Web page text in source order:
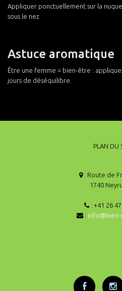
Appliquer ponctuellement sur la
sous le nez.
Astuce aromatique
Être une femme = bien-être :
jours de déséquilibre.
PLAN DU
: Route de
1740
: +41 26
: